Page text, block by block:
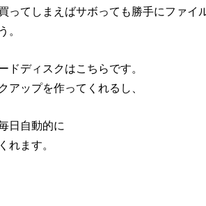
ってしまえばサボっても勝手にファイ
。
ドディスクはこちらです。
アップを作ってくれるし、
日自動的に
れます。